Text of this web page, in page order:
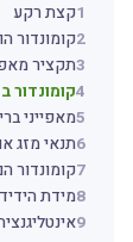
1קצת רקע
2קומונדור
3תקציר
4קומונדור
5מאפייני
6תנאי מזג
7קומונדור
8מידת
9